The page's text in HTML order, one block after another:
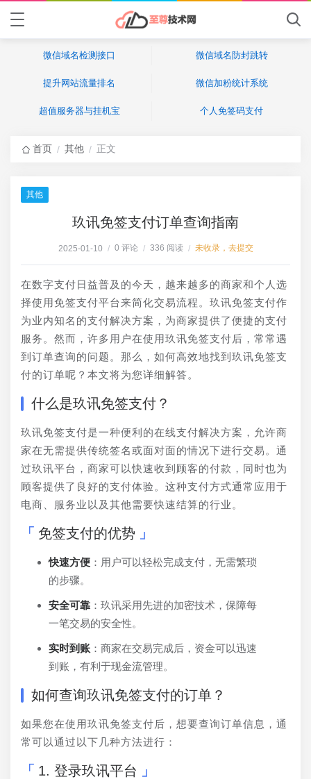
微信域名检测接口 微信域名防封跳转
提升网站流量排名 微信加粉统计系统
超值服务器与挂机宝 个人免签码支付
首页 / 其他 / 正文
其他
玖讯免签支付订单查询指南
2025-01-10 / 0 评论 / 336 阅读 / 未收录，去提交
在数字支付日益普及的今天，越来越多的商家和个人选
择使用免签支付平台来简化交易流程。玖讯免签支付作
为业内知名的支付解决方案，为商家提供了便捷的支付
服务。然而，许多用户在使用玖讯免签支付后，常常遇
到订单查询的问题。那么，如何高效地找到玖讯免签支
付的订单呢？本文将为您详细解答。
什么是玖讯免签支付？
玖讯免签支付是一种便利的在线支付解决方案，允许商
家在无需提供传统签名或面对面的情况下进行交易。通
过玖讯平台，商家可以快速收到顾客的付款，同时也为
顾客提供了良好的支付体验。这种支付方式通常应用于
电商、服务业以及其他需要快速结算的行业。
免签支付的优势
快速方便 ：用户可以轻松完成支付，无需繁琐
的步骤。
安全可靠 ：玖讯采用先进的加密技术，保障每
一笔交易的安全性。
实时到账 ：商家在交易完成后，资金可以迅速
到账，有利于现金流管理。
如何查询玖讯免签支付的订单？
如果您在使用玖讯免签支付后，想要查询订单信息，通
常可以通过以下几种方法进行：
1. 登录玖讯平台